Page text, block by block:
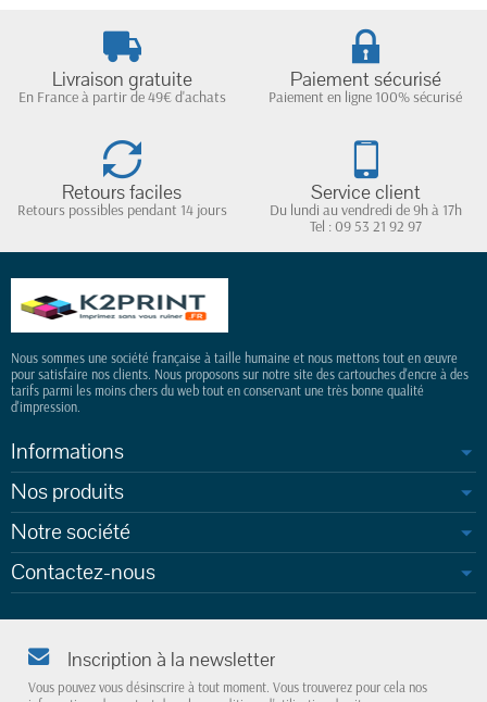
Livraison gratuite
En France à partir de 49€ d'achats
Paiement sécurisé
Paiement en ligne 100% sécurisé
Retours faciles
Retours possibles pendant 14 jours
Service client
Du lundi au vendredi de 9h à 17h
Tel : 09 53 21 92 97
Nous sommes une société française à taille humaine et nous mettons tout en œuvre
pour satisfaire nos clients. Nous proposons sur notre site des cartouches d'encre à des
tarifs parmi les moins chers du web tout en conservant une très bonne qualité
d'impression.
Informations
Nos produits
Notre société
Contactez-nous
Inscription à la newsletter
Vous pouvez vous désinscrire à tout moment. Vous trouverez pour cela nos